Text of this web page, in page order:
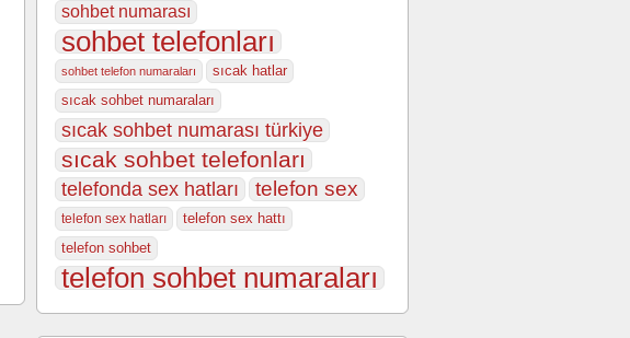
sohbet numarası
sohbet telefonları
sohbet telefon numaraları
sıcak hatlar
sıcak sohbet numaraları
sıcak sohbet numarası türkiye
sıcak sohbet telefonları
telefonda sex hatları telefon sex
telefon sex hatları
telefon sex hattı
telefon sohbet
telefon sohbet numaraları